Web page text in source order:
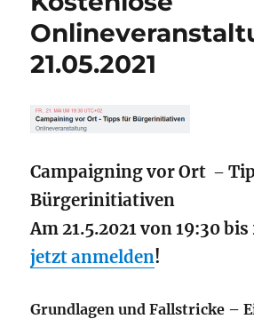
21.05.2021
Campaigning vor Ort –
Bürgerinitiativen
Am 21.5.2021 von 19:30
jetzt anmelden!
Grundlagen und Fallstricke –